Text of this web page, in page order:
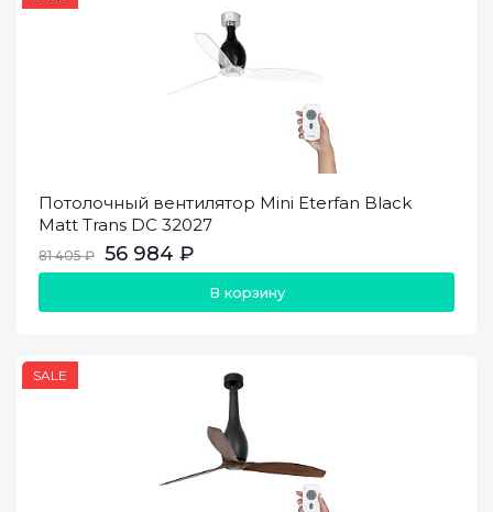
Потолочный вентилятор Mini Eterfan Black
Matt Trans DC 32027
81 405 ₽ 56 984 ₽
В корзину
SALE